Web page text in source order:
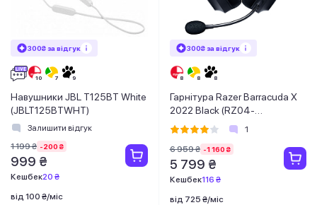
300₴ за відгук
Навушники JBL T125BT White
(JBLT125BTWHT)
Залишити відгук
1 199 ₴ -200 ₴
999 ₴
Кешбек20 ₴
від 100 ₴/міс
300₴ за відгук
Гарнітура Razer Barracuda X
2022 Black (RZ04-
04430100-R3M1)1
6 959 ₴ -1 160 ₴
5 799 ₴
Кешбек116 ₴
від 725 ₴/міс